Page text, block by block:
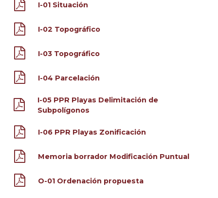
I-01 Situación
I-02 Topográfico
I-03 Topográfico
I-04 Parcelación
I-05 PPR Playas Delimitación de
Subpolígonos
I-06 PPR Playas Zonificación
Memoria borrador Modificación Puntual
O-01 Ordenación propuesta